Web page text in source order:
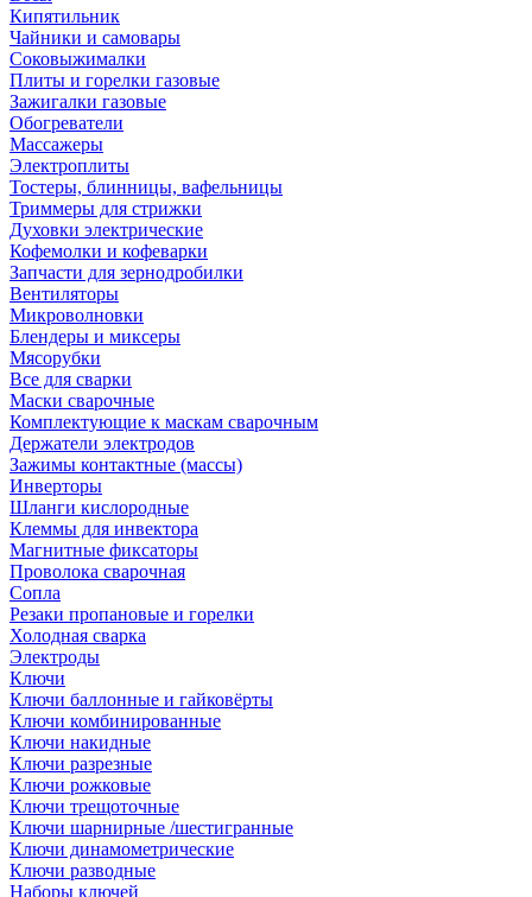
Кипятильник
Чайники и самовары
Соковыжималки
Плиты и горелки газовые
Зажигалки газовые
Обогреватели
Массажеры
Электроплиты
Тостеры, блинницы, вафельницы
Триммеры для стрижки
Духовки электрические
Кофемолки и кофеварки
Запчасти для зернодробилки
Вентиляторы
Микроволновки
Блендеры и миксеры
Мясорубки
Все для сварки
Маски сварочные
Комплектующие к маскам сварочным
Держатели электродов
Зажимы контактные (массы)
Инверторы
Шланги кислородные
Клеммы для инвектора
Магнитные фиксаторы
Проволока сварочная
Сопла
Резаки пропановые и горелки
Холодная сварка
Электроды
Ключи
Ключи баллонные и гайковёрты
Ключи комбинированные
Ключи накидные
Ключи разрезные
Ключи рожковые
Ключи трещоточные
Ключи шарнирные /шестигранные
Ключи динамометрические
Ключи разводные
Наборы ключей